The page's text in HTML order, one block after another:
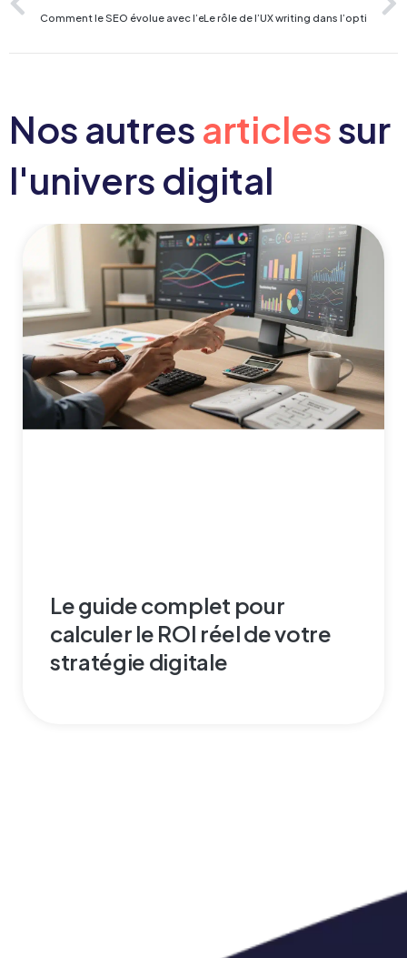
Comment le SEO évolue avec l’essor de la recherche vocale ?
Le rôle de l’UX writing dans
Nos autresarticlessur
l'univers digital
Le guide complet pour
calculer le ROI réel de votre
stratégie digitale